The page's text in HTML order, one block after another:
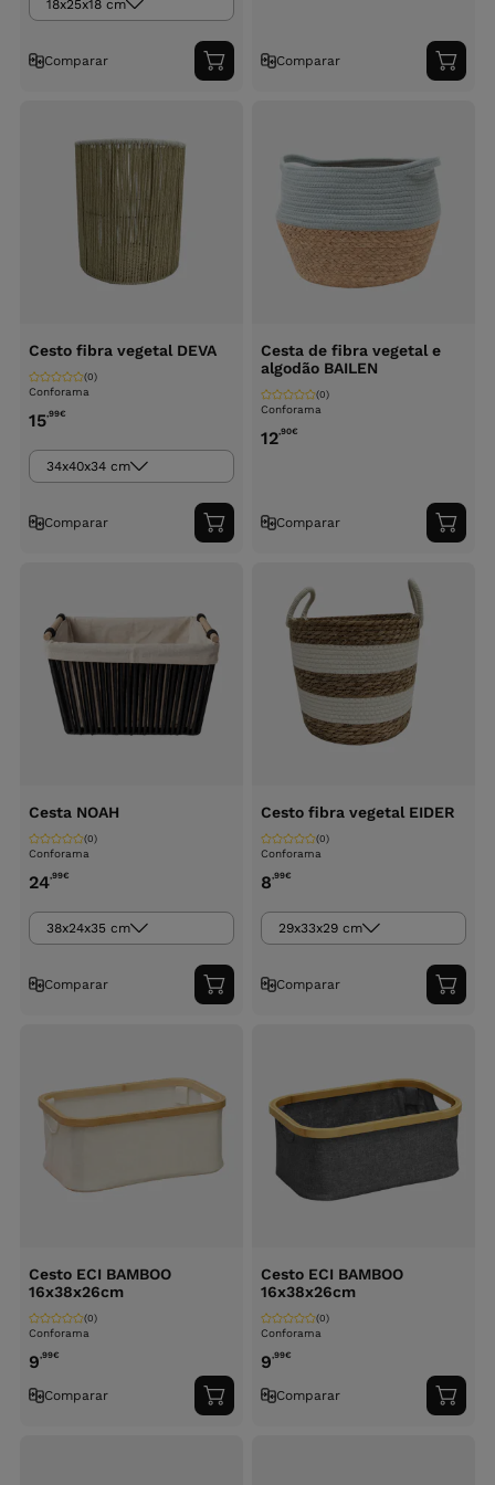
18x25x18 cm
Comparar
Adicionar
ao
Comparar
ao
Cesto fibra vegetal DEVA
Conforama
(0)
15,99€
34x40x34 cm
Comparar
Adicionar
ao
Cesta de fibra vegetal e
algodão BAILEN
Conforama
(0)
12,90€
Comparar
ao
Cesta NOAH
Conforama
(0)
24,99€
38x24x35 cm
Comparar
Adicionar
ao
Cesto fibra vegetal EIDER
Conforama
(0)
8,99€
29x33x29 cm
Comparar
ao
Cesto ECI BAMBOO
16x38x26cm
Conforama
(0)
9,99€
Comparar
Adicionar
ao
Cesto ECI BAMBOO
16x38x26cm
Conforama
(0)
9,99€
Comparar
ao